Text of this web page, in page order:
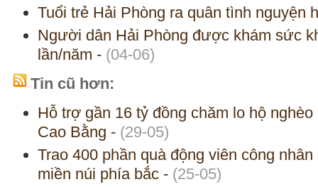
Tuổi trẻ Hải Phòng ra quân tình nguyện
Người dân Hải Phòng được khám sức
lần/năm - (04-06)
Tin cũ hơn:
Hỗ trợ gần 16 tỷ đồng chăm lo hộ
Cao Bằng - (29-05)
Trao 400 phần quà động viên công
miền núi phía bắc - (25-05)